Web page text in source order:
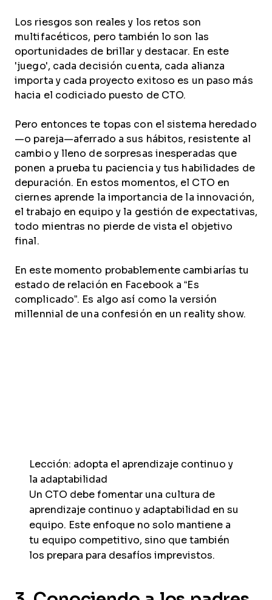
Los riesgos son reales y los retos son
multifacéticos, pero también lo son las
oportunidades de brillar y destacar. En este
'juego', cada decisión cuenta, cada alianza
importa y cada proyecto exitoso es un paso más
hacia el codiciado puesto de CTO.
Pero entonces te topas con el sistema heredado
—o pareja—aferrado a sus hábitos, resistente al
cambio y lleno de sorpresas inesperadas que
ponen a prueba tu paciencia y tus habilidades de
depuración. En estos momentos, el CTO en
ciernes aprende la importancia de la innovación,
el trabajo en equipo y la gestión de expectativas,
todo mientras no pierde de vista el objetivo
final.
En este momento probablemente cambiarías tu
estado de relación en Facebook a “Es
complicado”. Es algo así como la versión
millennial de una confesión en un reality show.
Lección: adopta el aprendizaje continuo y
la adaptabilidad
Un CTO debe fomentar una cultura de
aprendizaje continuo y adaptabilidad en su
equipo. Este enfoque no solo mantiene a
tu equipo competitivo, sino que también
los prepara para desafíos imprevistos.